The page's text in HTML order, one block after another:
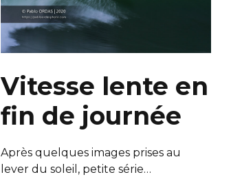
Vitesse lente en
fin de journée
Après quelques images prises au
lever du soleil, petite série…